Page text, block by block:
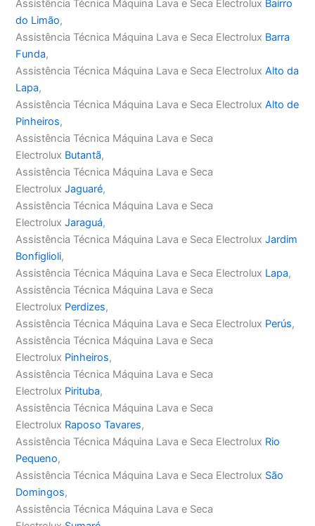
Assistência Técnica Máquina Lava e Seca Electrolux Bairro
do Limão,
Assistência Técnica Máquina Lava e Seca Electrolux Barra
Funda,
Assistência Técnica Máquina Lava e Seca ElectroluxAlto da
Lapa,
Assistência Técnica Máquina Lava e Seca ElectroluxAlto de
Pinheiros,
Assistência Técnica Máquina Lava e Seca
Electrolux Butantã,
Assistência Técnica Máquina Lava e Seca
ElectroluxJaguaré,
Assistência Técnica Máquina Lava e Seca
ElectroluxJaraguá,
Assistência Técnica Máquina Lava e Seca ElectroluxJardim
Bonfiglioli,
Assistência Técnica Máquina Lava e Seca Electrolux Lapa,
Assistência Técnica Máquina Lava e Seca
Electrolux Perdizes,
Assistência Técnica Máquina Lava e Seca Electrolux Perús,
Assistência Técnica Máquina Lava e Seca
Electrolux Pinheiros,
Assistência Técnica Máquina Lava e Seca
Electrolux Pirituba,
Assistência Técnica Máquina Lava e Seca
Electrolux Raposo Tavares,
Assistência Técnica Máquina Lava e Seca Electrolux Rio
Pequeno,
Assistência Técnica Máquina Lava e Seca Electrolux São
Domingos,
Assistência Técnica Máquina Lava e Seca